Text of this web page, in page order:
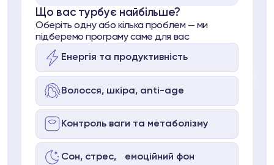
Telegram
Що вас турбує найбільше?
Оберіть одну або кілька проблем — ми
підберемо програму саме для вас
Енергія та продуктивність
Волосся, шкіра, anti-age
Контроль ваги та метаболізму
Сон, стрес, емоційний фон